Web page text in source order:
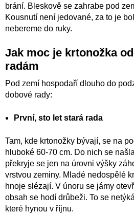
brání. Bleskově se zahrabe pod
Kousnutí není jedované, za to je
nebereme do ruky.
Jak moc je krtonožka
radám
Pod zemí hospodaří dlouho do
dobové rady:
První, sto let stará rada
Tam, kde krtonožky bývají, se na
hluboké 60-70 cm. Do nich se
překryje se jen na úrovni výšky
vrstvou zeminy. Mladé nedospělé
hnoje slézají. V únoru se jámy
obsah se hodí drůbeži. To se
které hynou v říjnu.